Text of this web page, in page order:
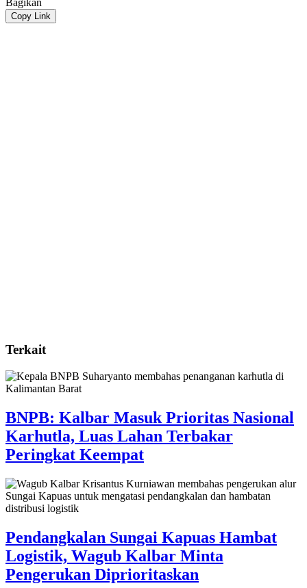
Copy Link
Terkait
BNPB: Kalbar Masuk Prioritas Nasional
Karhutla, Luas Lahan Terbakar
Peringkat Keempat
Pendangkalan Sungai Kapuas Hambat
Logistik, Wagub Kalbar Minta
Pengerukan Diprioritaskan